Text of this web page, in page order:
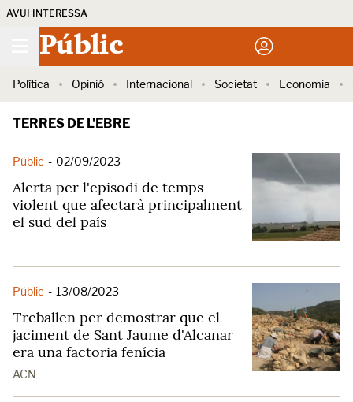
AVUI INTERESSA
Públic
Política Opinió Internacional Societat Economia
TERRES DE L'EBRE
Públic - 02/09/2023
Alerta per l'episodi de temps
violent que afectarà principalment
el sud del país
Públic - 13/08/2023
Treballen per demostrar que el
jaciment de Sant Jaume d'Alcanar
era una factoria fenícia
ACN